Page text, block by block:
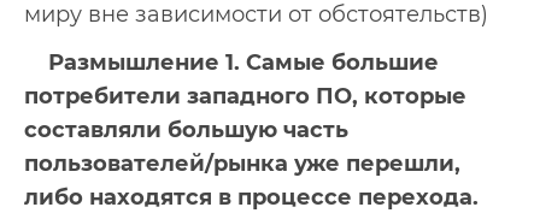
миру вне зависимости от обстоятельств)
Размышление 1. Самые большие
потребители западного ПО, которые
составляли большую часть
пользователей/рынка уже перешли,
либо находятся в процессе перехода.